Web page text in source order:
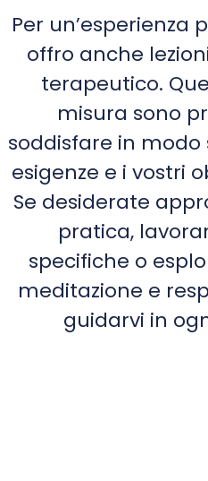
Per un’esperienza
offro anche
terapeutico.
misura sono
soddisfare in modo
esigenze e i vostri
Se desiderate
pratica,
specifiche o
meditazione e
guidarvi in